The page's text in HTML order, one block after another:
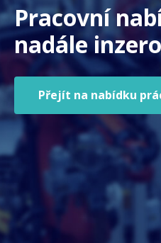
Čeština
Jazyk
Česká republika
Země
/
Pracovní
nadále
Přejít na nabídku